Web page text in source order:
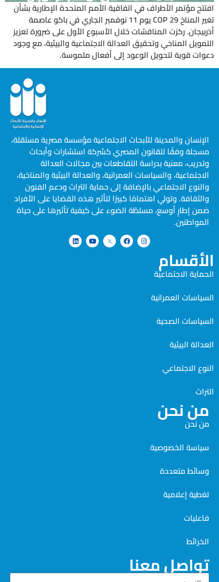
افتتح مؤتمر الأطراف في اتفاقية الأمم المتحدة الإطارية بشأن
تغير المناخ COP 29 يوم 11 نوفمبر الجاري في باكو عاصمة
أذربيجان. ركزت المناقشات خلال الأسبوع الأول على ضرورة تعزيز
التمويل المناخي وتحقيق العدالة الاجتماعية والبيئية، مع وجود
دعوات قوية لتحويل الوعود إلى أفعال ملموسة.
الإنسان والمدينة للأبحاث الاجتماعية مؤسسة مصرية مستقلة،
مسجلة وفقًا للقانون المصري كشركة استشارات وأبحاث
وتدريب، معنية بدراسة التقاطعات بين مجالات العدالة
الاجتماعية، والسياسات العمرانية، والعدالة البيئية والمناخية،
والنوع الاجتماعي بالإضافة إلى حماية التراث ودعم الفنون
والثقافة. وتولي اهتمامًا كبيرًا لتأثير هذه القضايا على الأفراد
ضمن إطارٍ أوسع، مسلطًة الضوء على كيفية تأثيرها على حياة
المواطنين.
الأقسام
الحماية الاجتماعية
السياسات العمرانية
السياسات الصحية
العدالة البيئية
النوع الاجتماعي
التراث
من نحن
من نحن
سياسة الخصوصية
وسائط متعددة
تغطية إعلامية
فاعليات
الخرائط
تواصل معنا